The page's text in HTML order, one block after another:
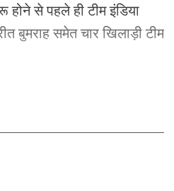
से पहले ही टीम इंडिया
बुमराह समेत चार खिलाड़ी टीम